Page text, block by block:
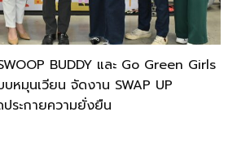
BUDDY และ Go Green Girls
หมุนเวียน จัดงาน SWAP UP
ประกายความยั่งยืน